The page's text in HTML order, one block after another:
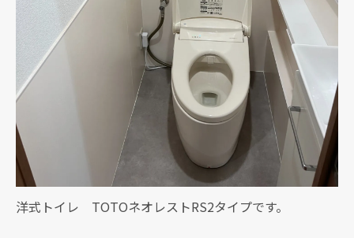
洋式トイレ TOTOネオレストRS2タイプです。
現在、新聞に入っている折込チラシです。
現在、新聞に入っている折込チラシです。